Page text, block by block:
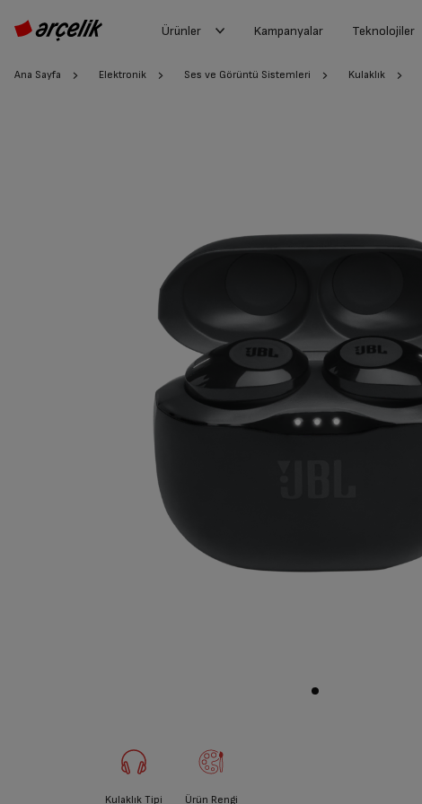
Ürünler Kampanyalar Teknolojiler
Ana Sayfa Elektronik Ses ve Görüntü Sistemleri Kulaklık
Kulaklık Tipi Ürün Rengi